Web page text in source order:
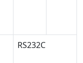
RS232C